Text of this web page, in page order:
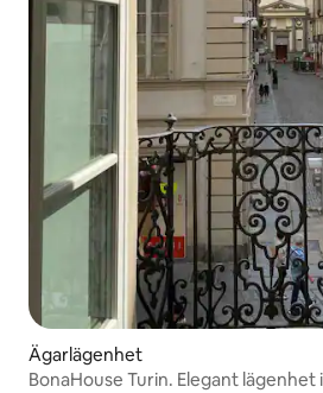
Ägarlägenhet
BonaHouse Turin. Elegant